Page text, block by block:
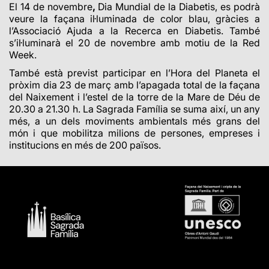
El 14 de novembre, Dia Mundial de la Diabetis, es podrà
veure la façana il·luminada de color blau, gràcies a
l’Associació Ajuda a la Recerca en Diabetis. També
s’il·luminarà el 20 de novembre amb motiu de la Red
Week.
També està previst participar en l’Hora del Planeta el
pròxim dia 23 de març amb l’apagada total de la façana
del Naixement i l’estel de la torre de la Mare de Déu de
20.30 a 21.30 h. La Sagrada Família se suma així, un any
més, a un dels moviments ambientals més grans del
món i que mobilitza milions de persones, empreses i
institucions en més de 200 països.